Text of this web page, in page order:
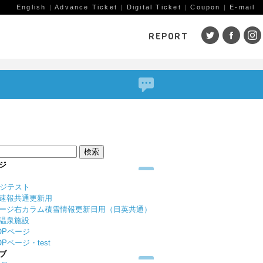
English |Advance Ticket | Digital Ticket |Coupon | E-mail
REPORT
SKI AREAS
五竜・47
野沢温泉
テスト
報共通更新用
ジ右カラム積雪情報更新日用（日英共通）
泉施設
ページ
ページ・test